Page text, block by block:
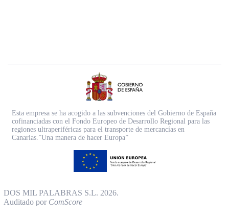
Esta empresa se ha acogido a las subvenciones del Gobierno de España
cofinanciadas con el Fondo Europeo de Desarrollo Regional para las
regiones ultraperiféricas para el transporte de mercancías en
Canarias.”Una manera de hacer Europa”
DOS MIL PALABRAS S.L. 2026.
Auditado por ComScore